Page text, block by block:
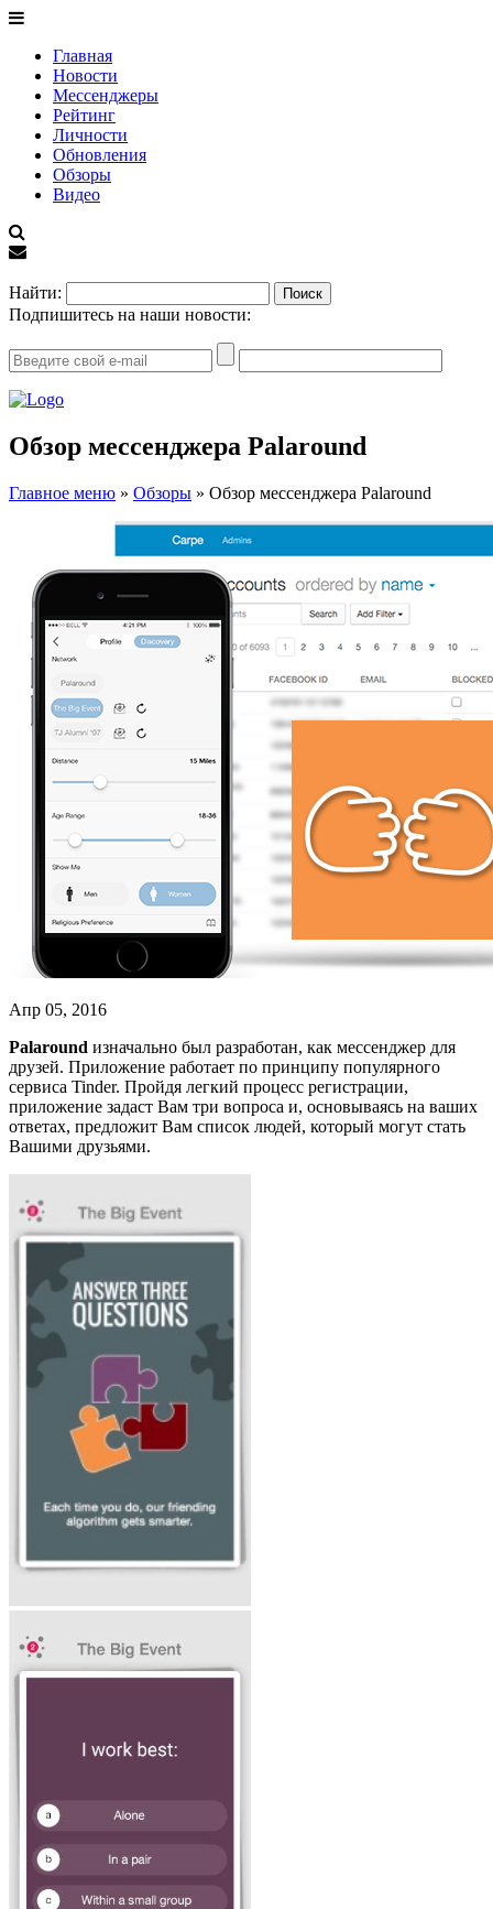
Главная
Новости
Мессенджеры
Рейтинг
Личности
Обновления
Обзоры
Видео
Найти:
Подпишитесь на наши новости:
Обзор мессенджера Palaround
Главное меню » Обзоры » Обзор мессенджера Palaround
Апр 05, 2016
Palaround изначально был разработан, как мессенджер для
друзей. Приложение работает по принципу популярного
сервиса Tinder. Пройдя легкий процесс регистрации,
приложение задаст Вам три вопроса и, основываясь на ваших
ответах, предложит Вам список людей, который могут стать
Вашими друзьями.